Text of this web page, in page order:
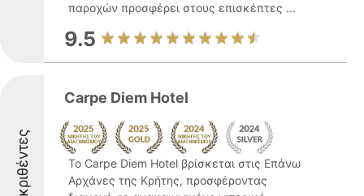
παροχών προσφέρει στους επισκέπτες ...
9.5
Διακριθέντες
Carpe Diem Hotel
Το Carpe Diem Hotel βρίσκεται στις Επάνω
Αρχάνες της Κρήτης, προσφέροντας